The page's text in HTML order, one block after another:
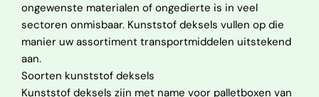
ongewenste materialen of ongedierte is in veel
sectoren onmisbaar. Kunststof deksels vullen op die
manier uw assortiment transportmiddelen uitstekend
aan.
Soorten kunststof deksels
Kunststof deksels zijn met name voor palletboxen van